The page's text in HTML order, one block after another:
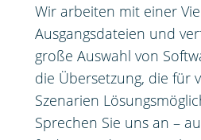
Wir arbeiten mit einer
Ausgangsdateien und
große Auswahl von
die Übersetzung, die für
Szenarien
Sprechen Sie uns an –